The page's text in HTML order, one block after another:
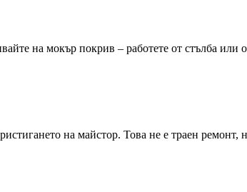
на мокър покрив – работете от стълба или
на майстор. Това не е траен ремонт,